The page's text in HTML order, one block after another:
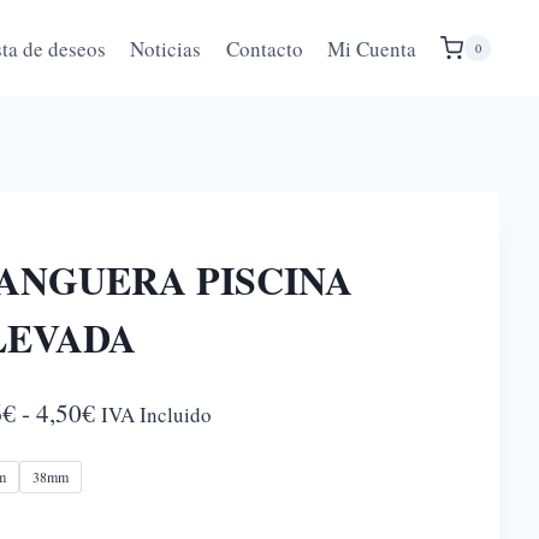
de deseos Noticias Contacto Mi Cuenta 0
PISCINA
€- 4,50€Rango
IVA Incluido
38mm